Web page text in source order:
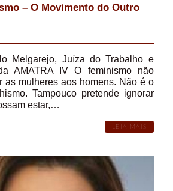
– O Movimento do Outro
Melgarejo, Juíza do Trabalho e
AMATRA IV O feminismo não
as mulheres aos homens. Não é o
Tampouco pretende ignorar
estar,…
LEIA MAIS